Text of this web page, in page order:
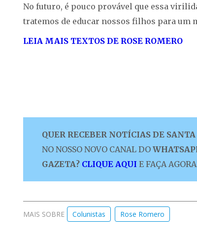
No futuro, é pouco provável que essa
tratemos de educar nossos filhos para um
LEIA MAIS TEXTOS DE ROSE ROMERO
QUER RECEBER NOTÍCIAS DE
NO NOSSO NOVO CANAL DO
GAZETA? CLIQUE AQUI E FAÇA
MAIS SOBRE Colunistas Rose Romero